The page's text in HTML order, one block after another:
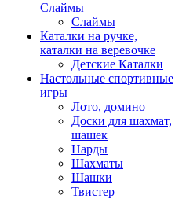
Слаймы
Слаймы
Каталки на ручке,
каталки на веревочке
Детские Каталки
Настольные спортивные
игры
Лото, домино
Доски для шахмат,
шашек
Нарды
Шахматы
Шашки
Твистер